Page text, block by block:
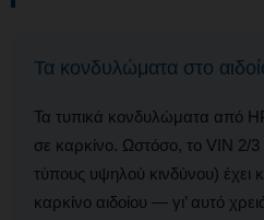
Τα κονδυλώματα στο
Τα τυπικά κονδυλώματα από
σε καρκίνο. Ωστόσο, το VIN 2/
τύπους υψηλού κινδύνου) έχει
καρκίνο αιδοίου — γι’ αυτό